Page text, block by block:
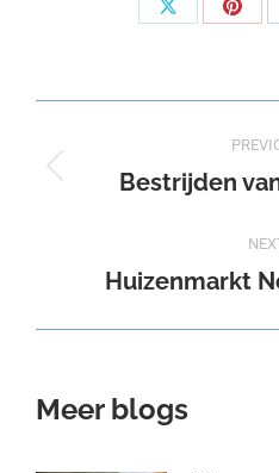
Share
Share
navigation
Bestrijden
Huizenmarkt
Meer blogs